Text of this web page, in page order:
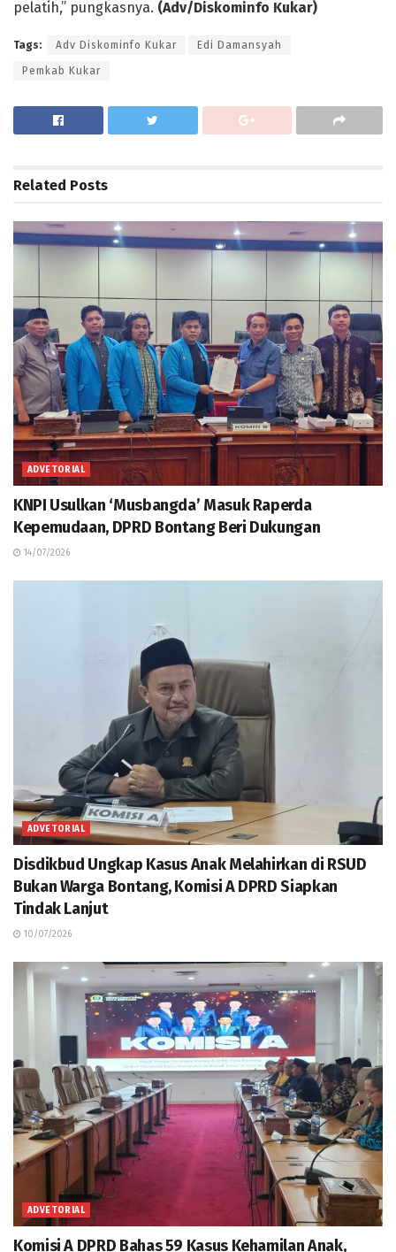
pelatih,” pungkasnya. (Adv/Diskominfo Kukar)
Tags: Adv Diskominfo Kukar Edi Damansyah
Pemkab Kukar
Related Posts
ADVETORIAL
KNPI Usulkan ‘Musbangda’ Masuk Raperda
Kepemudaan, DPRD Bontang Beri Dukungan
14/07/2026
ADVETORIAL
Disdikbud Ungkap Kasus Anak Melahirkan di RSUD
Bukan Warga Bontang, Komisi A DPRD Siapkan
Tindak Lanjut
10/07/2026
ADVETORIAL
Komisi A DPRD Bahas 59 Kasus Kehamilan Anak,